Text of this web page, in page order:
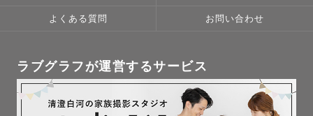
よくある質問 お問い合わせ
ラブグラフが運営するサービス